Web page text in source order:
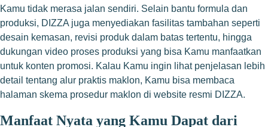
Kamu tidak merasa jalan sendiri. Selain bantu formula dan
produksi, DIZZA juga menyediakan fasilitas tambahan seperti
desain kemasan, revisi produk dalam batas tertentu, hingga
dukungan video proses produksi yang bisa Kamu manfaatkan
untuk konten promosi. Kalau Kamu ingin lihat penjelasan lebih
detail tentang alur praktis maklon, Kamu bisa membaca
halaman skema prosedur maklon di website resmi DIZZA.
Manfaat Nyata yang Kamu Dapat dari